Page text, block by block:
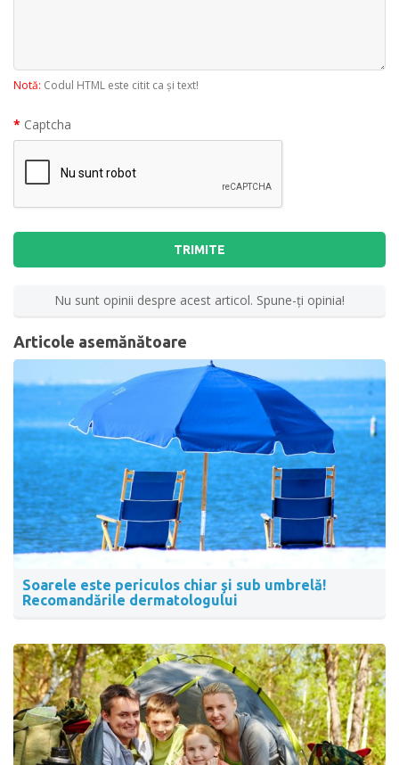
Notă: Codul HTML este citit ca şi text!
Captcha
TRIMITE
Nu sunt opinii despre acest articol. Spune-ţi opinia!
Articole asemănătoare
Soarele este periculos chiar şi sub umbrelă!
Recomandările dermatologului